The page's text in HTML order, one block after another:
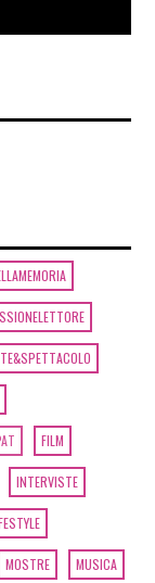
FILM
INTERVISTE
MOSTRE MUSICA